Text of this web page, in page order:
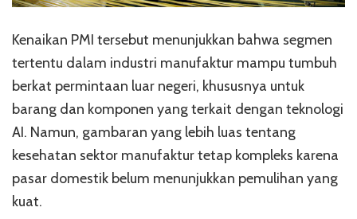
Kenaikan PMI tersebut menunjukkan bahwa segmen
tertentu dalam industri manufaktur mampu tumbuh
berkat permintaan luar negeri, khususnya untuk
barang dan komponen yang terkait dengan teknologi
AI. Namun, gambaran yang lebih luas tentang
kesehatan sektor manufaktur tetap kompleks karena
pasar domestik belum menunjukkan pemulihan yang
kuat.